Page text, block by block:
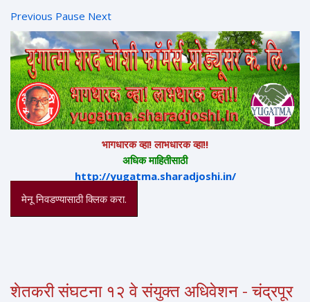
Previous Pause Next
भागधारक व्हा! लाभधारक व्हा!!
अधिक माहितीसाठी
http://yugatma.sharadjoshi.in/
मेनू निवडण्यासाठी क्लिक करा.
शेतकरी संघटना १२ वे संयुक्त अधिवेशन - चंद्रपूर